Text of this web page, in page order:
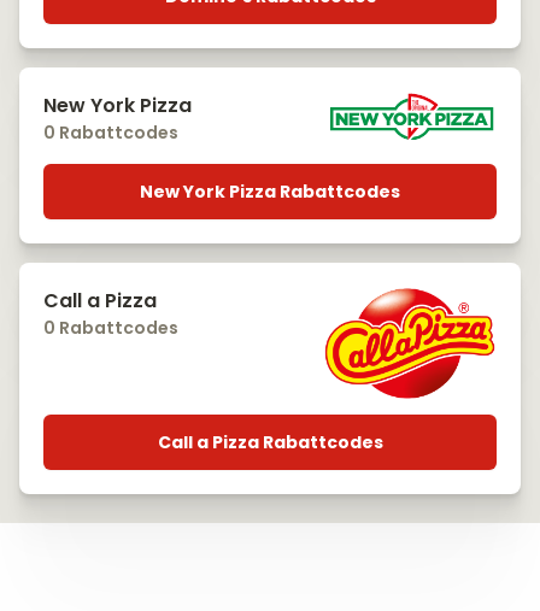
New York Pizza
0 Rabattcodes
New York Pizza Rabattcodes
Call a Pizza
0 Rabattcodes
Call a Pizza Rabattcodes